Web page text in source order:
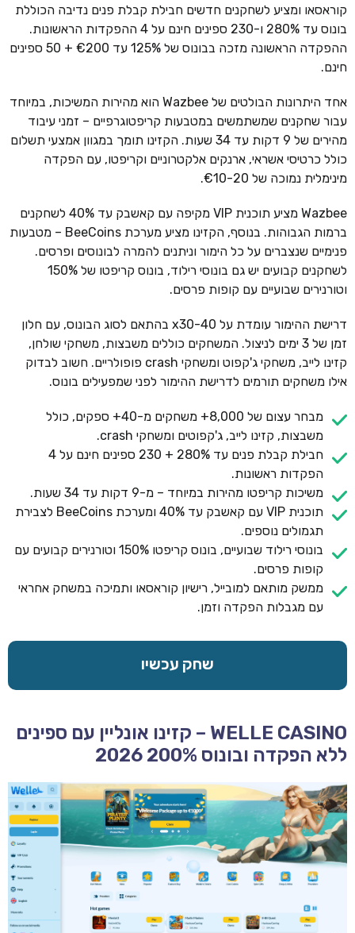
קוראסאו ומציע לשחקנים חדשים חבילת קבלת פנים נדיבה הכוללת
בונוס עד 280% ו-230 ספינים חינם על 4 ההפקדות הראשונות.
ההפקדה הראשונה מזכה בבונוס של 125% עד €200 + 50 ספינים
חינם.
אחד היתרונות הבולטים של Wazbee הוא מהירות המשיכות, במיוחד
עבור שחקנים שמשתמשים במטבעות קריפטוגרפיים – זמני עיבוד
מהירים של 9 דקות עד 34 שעות. הקזינו תומך במגוון אמצעי תשלום
כולל כרטיסי אשראי, ארנקים אלקטרוניים וקריפטו, עם הפקדה
מינימלית נמוכה של €10-20.
Wazbee מציע תוכנית VIP מקיפה עם קאשבק עד 40% לשחקנים
ברמות הגבוהות. בנוסף, הקזינו מציע מערכת BeeCoins – מטבעות
פנימיים שנצברים על כל הימור וניתנים להמרה לבונוסים ופרסים.
לשחקנים קבועים יש גם בונוסי רילוד, בונוס קריפטו של 150%
וטורנירים שבועיים עם קופות פרסים.
דרישת ההימור עומדת על x30-40 בהתאם לסוג הבונוס, עם חלון
זמן של 3 ימים לניצול. המשחקים כוללים משבצות, משחקי שולחן,
קזינו לייב, משחקי ג'קפוט ומשחקי crash פופולריים. חשוב לבדוק
אילו משחקים תורמים לדרישת ההימור לפני שמפעילים בונוס.
מבחר עצום של 8,000+ משחקים מ-40+ ספקים, כולל
משבצות, קזינו לייב, ג'קפוטים ומשחקי crash.
חבילת קבלת פנים עד 280% + 230 ספינים חינם על 4
הפקדות ראשונות.
משיכות קריפטו מהירות במיוחד – מ-9 דקות עד 34 שעות.
תוכנית VIP עם קאשבק עד 40% ומערכת BeeCoins לצבירת
תגמולים נוספים.
בונוסי רילוד שבועיים, בונוס קריפטו 150% וטורנירים קבועים עם
קופות פרסים.
ממשק מותאם למובייל, רישיון קוראסאו ותמיכה במשחק אחראי
עם מגבלות הפקדה וזמן.
שחק עכשיו
WELLE CASINO – קזינו אונליין עם ספינים
ללא הפקדה ובונוס 200% 2026